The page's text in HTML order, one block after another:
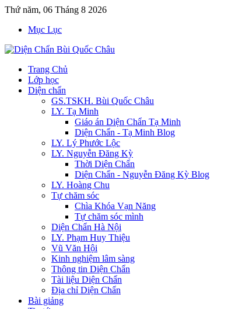
Thứ năm, 06 Tháng 8 2026
Mục Lục
Trang Chủ
Lớp học
Diện chẩn
GS.TSKH. Bùi Quốc Châu
LY. Tạ Minh
Giáo án Diện Chẩn Tạ Minh
Diện Chẩn - Tạ Minh Blog
LY. Lý Phước Lộc
LY. Nguyễn Đăng Kỳ
Thời Diện Chẩn
Diện Chẩn - Nguyễn Đăng Kỳ Blog
LY. Hoàng Chu
Tự chăm sóc
Chìa Khóa Vạn Năng
Tự chăm sóc mình
Diện Chẩn Hà Nội
LY. Phạm Huy Thiệu
Vũ Văn Hội
Kinh nghiệm lâm sàng
Thông tin Diện Chẩn
Tài liệu Diện Chẩn
Địa chỉ Diện Chẩn
Bài giảng